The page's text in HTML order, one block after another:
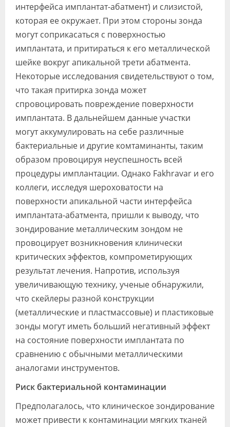
интерфейса имплантат-абатмент) и слизистой,
которая ее окружает. При этом стороны зонда
могут соприкасаться с поверхностью
имплантата, и притираться к его металлической
шейке вокруг апикальной трети абатмента.
Некоторые исследования свидетельствуют о том,
что такая притирка зонда может
спровоцировать повреждение поверхности
имплантата. В дальнейшем данные участки
могут аккумулировать на себе различные
бактериальные и другие комтаминанты, таким
образом провоцируя неуспешность всей
процедуры имплантации. Однако Fakhravar и его
коллеги, исследуя шероховатости на
поверхности апикальной части интерфейса
имплантата-абатмента, пришли к выводу, что
зондирование металлическим зондом не
провоцирует возникновения клинически
критических эффектов, компрометирующих
результат лечения. Напротив, используя
увеличивающую технику, ученые обнаружили,
что скейлеры разной конструкции
(металлические и пластмассовые) и пластиковые
зонды могут иметь больший негативный эффект
на состояние поверхности имплантата по
сравнению с обычными металлическими
аналогами инструментов.
Риск бактериальной контаминации
Предполагалось, что клиническое зондирование
может привести к контаминации мягких тканей